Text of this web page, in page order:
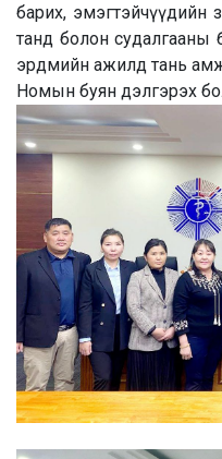
барих, эмэгтэйчүүдийн
танд болон судалгааны
эрдмийн ажилд тань
Номын буян дэлгэрэх